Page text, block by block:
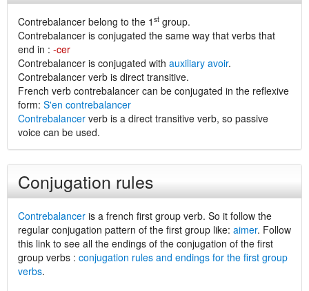
Contrebalancer belong to the 1 st group.
Contrebalancer is conjugated the same way that verbs that
end in : -cer
Contrebalancer is conjugated with auxiliary avoir.
Contrebalancer verb is direct transitive.
French verb contrebalancer can be conjugated in the reflexive
form: S'en contrebalancer
Contrebalancer verb is a direct transitive verb, so passive
voice can be used.
Conjugation rules
Contrebalancer is a french first group verb. So it follow the
regular conjugation pattern of the first group like: aimer. Follow
this link to see all the endings of the conjugation of the first
group verbs : conjugation rules and endings for the first group
verbs.